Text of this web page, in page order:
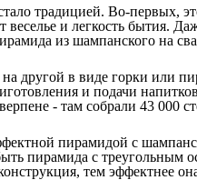
традицией. Во-первых,
и легкость бытия.
из шампанского на
на другой в виде горки
и подачи
- там собрали 43 000
пирамидой с
пирамида с треугольным
тем эффектнее